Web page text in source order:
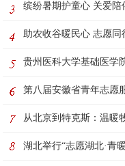
缤纷暑期护童心 关爱
桃村开展暑期儿童关爱
助农收谷暖民心 志愿
河” 志愿服务队自发···
贵州医科大学基础医学
童行”服务队三下乡···
第八届安徽省青年志愿
务交流会举办
从北京到特克斯：温暖
湖北举行“志愿湖北·青